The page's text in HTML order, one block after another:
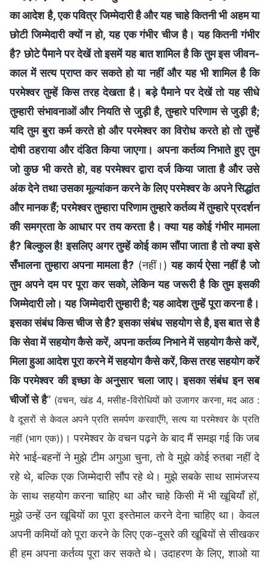
का आदेश है, एक पवित्र जिम्मेदारी है और यह चाहे कितनी भी अहम या
छोटी जिम्मेदारी क्यों न हो, यह एक गंभीर चीज है। यह कितनी गंभीर
है? छोटे पैमाने पर देखें तो इसमें यह बात शामिल है कि तुम इस जीवन-
काल में सत्य प्राप्त कर सकते हो या नहीं और यह भी शामिल है कि
परमेश्वर तुम्हें किस तरह देखता है। बड़े पैमाने पर देखें तो यह सीधे
तुम्हारी संभावनाओं और नियति से जुड़ी है, तुम्हारे परिणाम से जुड़ी है;
यदि तुम बुरा कर्म करते हो और परमेश्वर का विरोध करते हो तो तुम्हें
दोषी ठहराया और दंडित किया जाएगा। अपना कर्तव्य निभाते हुए तुम
जो कुछ भी करते हो, वह परमेश्वर द्वारा दर्ज किया जाता है और उसे
अंक देने तथा उसका मूल्यांकन करने के लिए परमेश्वर के अपने सिद्धांत
और मानक हैं; परमेश्वर तुम्हारा परिणाम तुम्हारे कर्तव्य में तुम्हारे प्रदर्शन
की समग्रता के आधार पर तय करता है। क्या यह कोई गंभीर मामला
है? बिल्कुल है! इसलिए अगर तुम्हें कोई काम सौंपा जाता है तो क्या इसे
सँभालना तुम्हारा अपना मामला है? (नहीं।)यह कार्य ऐसा नहीं है जो
तुम अपने दम पर पूरा कर सको, लेकिन यह जरूरी है कि तुम इसकी
जिम्मेदारी लो। यह जिम्मेदारी तुम्हारी है; यह आदेश तुम्हें पूरा करना है।
इसका संबंध किस चीज से है? इसका संबंध सहयोग से है, इस बात से है
कि सेवा में सहयोग कैसे करें, अपना कर्तव्य निभाने में सहयोग कैसे करें,
मिला हुआ आदेश पूरा करने में सहयोग कैसे करें, किस तरह सहयोग करें
कि परमेश्वर की इच्छा के अनुसार चला जाए। इसका संबंध इन सब
चीजों से है” (वचन, खंड 4, मसीह-विरोधियों को उजागर करना, मद आठ :
वे दूसरों से केवल अपने प्रति समर्पण करवाएँगे, सत्य या परमेश्वर के प्रति
नहीं (भाग एक)) । परमेश्वर के वचन पढ़ने के बाद मैं समझ गई कि जब
मेरे भाई-बहनों ने मुझे टीम अगुआ चुना, तो वे मुझे कोई रुतबा नहीं दे
रहे थे, बल्कि एक जिम्मेदारी सौंप रहे थे। मुझे सबके साथ सामंजस्य
के साथ सहयोग करना चाहिए था और चाहे किसी में भी खूबियाँ हों,
मुझे उन्हें उन खूबियों का पूरा इस्तेमाल करने देना चाहिए था। केवल
अपनी कमियों को पूरा करने के लिए एक-दूसरे की खूबियों से सीखकर
ही हम अपना कर्तव्य पूरा कर सकते थे। उदाहरण के लिए, शाओ या